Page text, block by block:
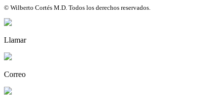
© Wilberto Cortés M.D. Todos los derechos reservados.
Llamar
Correo